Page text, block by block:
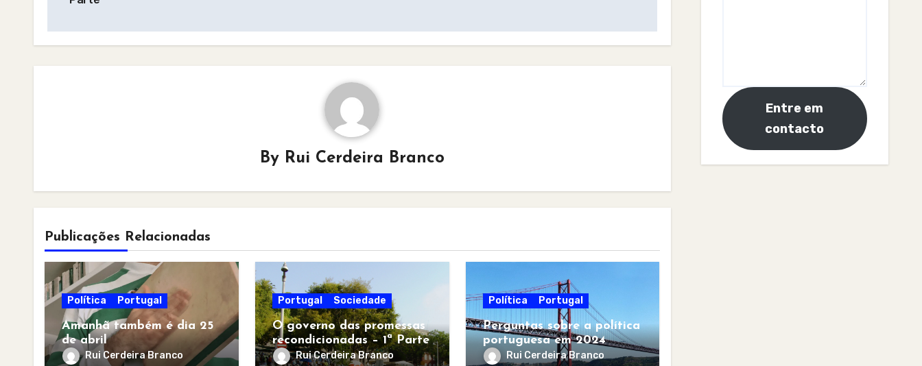
By Rui Cerdeira Branco
Publicações Relacionadas
Política Portugal
Amanhã também é dia 25
de abril
Rui Cerdeira Branco
Portugal Sociedade
O governo das promessas
recondicionadas – 1ª Parte
Rui Cerdeira Branco
Política Portugal
Perguntas sobre a política
portuguesa em 2024
Rui Cerdeira Branco
Entre em
contacto